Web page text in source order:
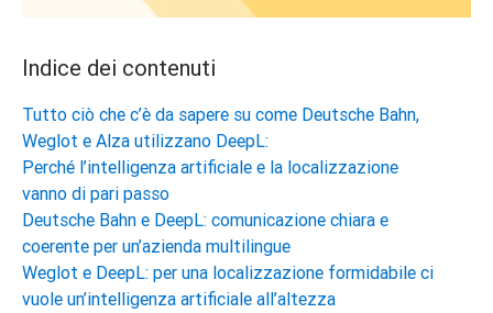
Indice dei contenuti
Tutto ciò che c’è da sapere su come Deutsche Bahn,
Weglot e Alza utilizzano DeepL:
Perché l’intelligenza artificiale e la localizzazione
vanno di pari passo
Deutsche Bahn e DeepL: comunicazione chiara e
coerente per un’azienda multilingue
Weglot e DeepL: per una localizzazione formidabile ci
vuole un’intelligenza artificiale all’altezza